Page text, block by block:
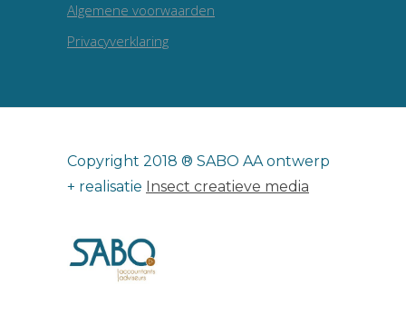
Algemene voorwaarden
Privacyverklaring
Copyright 2018 ® SABO AA ontwerp
+ realisatie Insect creatieve media